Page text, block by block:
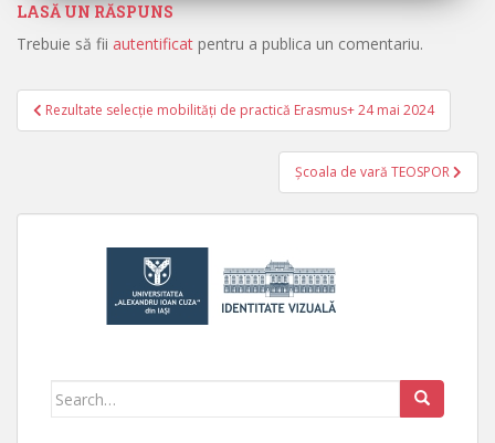
LASĂ UN RĂSPUNS
Trebuie să fii autentificat pentru a publica un comentariu.
Navigare în articole
Rezultate selecție mobilități de practică Erasmus+ 24 mai 2024
Școala de vară TEOSPOR
Search for: